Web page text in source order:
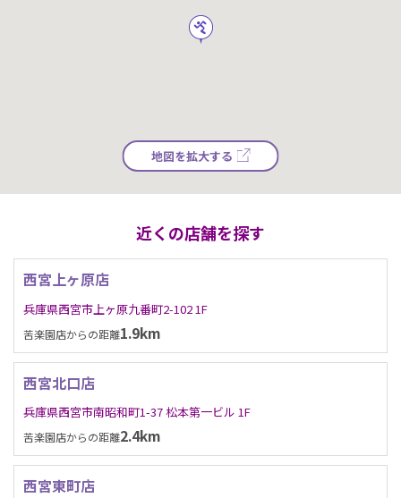
地図を拡大する
近くの店舗を探す
西宮上ヶ原店
兵庫県西宮市上ヶ原九番町2-102 1F
苦楽園店からの距離1.9km
西宮北口店
兵庫県西宮市南昭和町1-37 松本第一ビル 1F
苦楽園店からの距離2.4km
西宮東町店